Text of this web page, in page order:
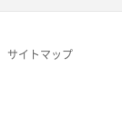
サイトマップ